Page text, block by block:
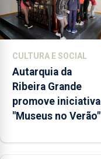
museus
e
núcleos
integrados
na
Rede
Municipal
de
aos
CULTURA E SOCIAL
Autarquia da
Ribeira Grande
promove iniciativa
"Museus no Verão"